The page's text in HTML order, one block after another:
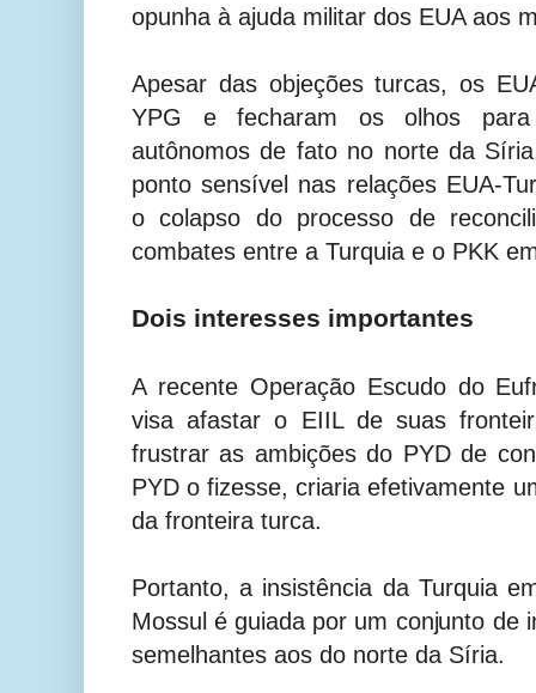
opunha à ajuda militar dos EUA aos
Apesar das objeções turcas, os
YPG e fecharam os olhos
autônomos de fato no norte da
ponto sensível nas relações EUA-
o colapso do processo de
combates entre a Turquia e o PKK
Dois interesses importantes
A recente Operação Escudo do
visa afastar o EIIL de suas
frustrar as ambições do PYD de
PYD o fizesse, criaria efetivamente
da fronteira turca.
Portanto, a insistência da Turquia
Mossul é guiada por um conjunto de
semelhantes aos do norte da Síria.